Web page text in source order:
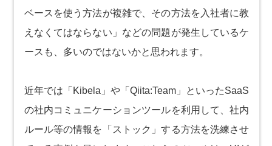
ベースを使う方法が複雑で、その方法を入社者に教
えなくてはならない」などの問題が発生しているケ
ースも、多いのではないかと思われます。
近年では「Kibela」や「Qiita:Team」といったSaaS
の社内コミュニケーションツールを利用して、社内
ルール等の情報を「ストック」する方法を洗練させ